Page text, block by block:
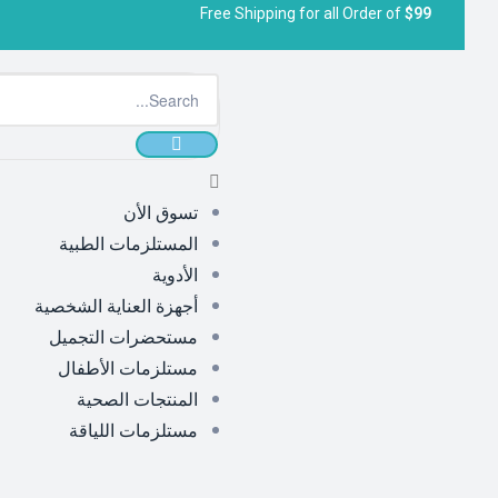
Free Shipping for all Order of$99
تسوق الأن
المستلزمات الطبية
الأدوية
أجهزة العناية الشخصية
مستحضرات التجميل
مستلزمات الأطفال
المنتجات الصحية
مستلزمات اللياقة